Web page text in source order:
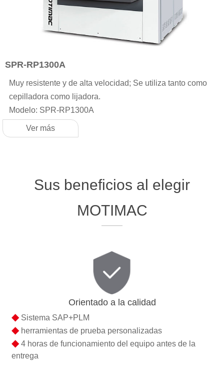
SPR-RP1300A
Muy resistente y de alta velocidad; Se utiliza tanto como
cepilladora como lijadora.
Modelo: SPR-RP1300A
Ver más
Sus beneficios al elegir
MOTIMAC
Orientado a la calidad
◆Sistema SAP+PLM
◆herramientas de prueba personalizadas
◆4 horas de funcionamiento del equipo antes de la
entrega